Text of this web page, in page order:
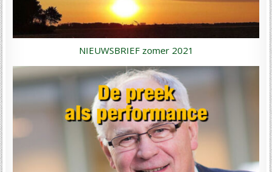
NIEUWSBRIEF zomer 2021